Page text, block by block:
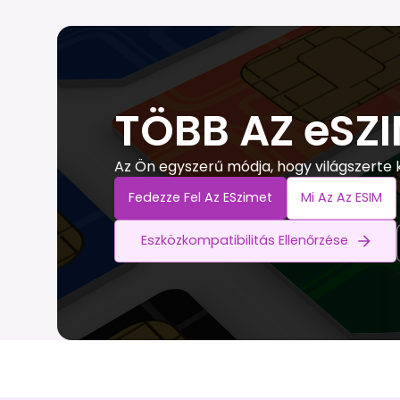
TÖBB AZ
Az Ön egyszerű módja, hogy
Fedezze Fel Az ESzimet Mi Az Az ESIM
Eszközkompatibilitás Ellenőrzése